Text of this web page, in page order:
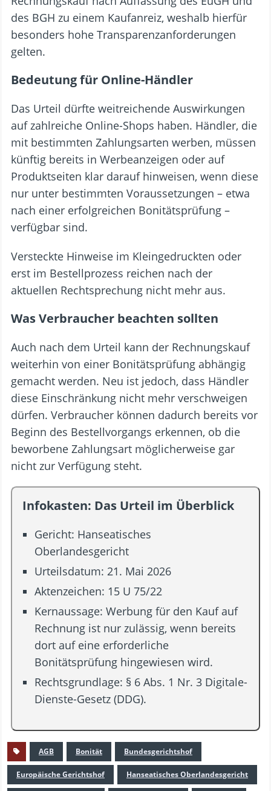
des BGH zu einem Kaufanreiz, weshalb hierfür
besonders hohe Transparenzanforderungen
gelten.
Bedeutung für Online-Händler
Das Urteil dürfte weitreichende Auswirkungen
auf zahlreiche Online-Shops haben. Händler, die
mit bestimmten Zahlungsarten werben, müssen
künftig bereits in Werbeanzeigen oder auf
Produktseiten klar darauf hinweisen, wenn diese
nur unter bestimmten Voraussetzungen – etwa
nach einer erfolgreichen Bonitätsprüfung –
verfügbar sind.
Versteckte Hinweise im Kleingedruckten oder
erst im Bestellprozess reichen nach der
aktuellen Rechtsprechung nicht mehr aus.
Was Verbraucher beachten sollten
Auch nach dem Urteil kann der Rechnungskauf
weiterhin von einer Bonitätsprüfung abhängig
gemacht werden. Neu ist jedoch, dass Händler
diese Einschränkung nicht mehr verschweigen
dürfen. Verbraucher können dadurch bereits vor
Beginn des Bestellvorgangs erkennen, ob die
beworbene Zahlungsart möglicherweise gar
nicht zur Verfügung steht.
Infokasten: Das Urteil im Überblick
Gericht: Hanseatisches
Oberlandesgericht
Urteilsdatum: 21. Mai 2026
Aktenzeichen: 15 U 75/22
Kernaussage: Werbung für den Kauf auf
Rechnung ist nur zulässig, wenn bereits
dort auf eine erforderliche
Bonitätsprüfung hingewiesen wird.
Rechtsgrundlage: § 6 Abs. 1 Nr. 3 Digitale-
Dienste-Gesetz (DDG).
AGB Bonität Bundesgerichtshof
Europäische Gerichtshof Hanseatisches Oberlandesgericht